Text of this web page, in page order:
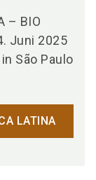
– BIO
Juni 2025
São Paulo
LATINA